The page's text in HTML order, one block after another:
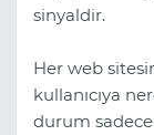
sinyaldir.
Her web
kullanıcıya
durum